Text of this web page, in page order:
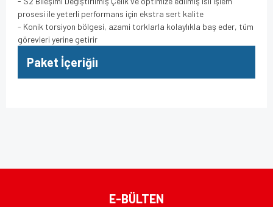
prosesi ile yeterli performans için ekstra sert kalite
- Konik torsiyon bölgesi, azami torklarla kolaylıkla baş eder, tüm
görevleri yerine getirir
Paket İçeriğiı
Ürün resmi kalitesiz, bozuk veya görüntülenemiyor.
E-BÜLTEN